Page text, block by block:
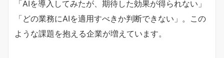
「AIを導入してみたが、期待した効果が得られない」
「どの業務にAIを適用すべきか判断できない」。この
ような課題を抱える企業が増えています。